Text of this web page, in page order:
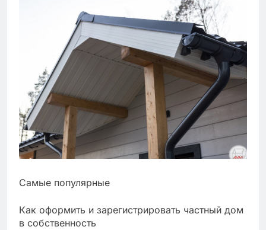
Самые популярные
Как оформить и зарегистрировать частный дом
в собственность